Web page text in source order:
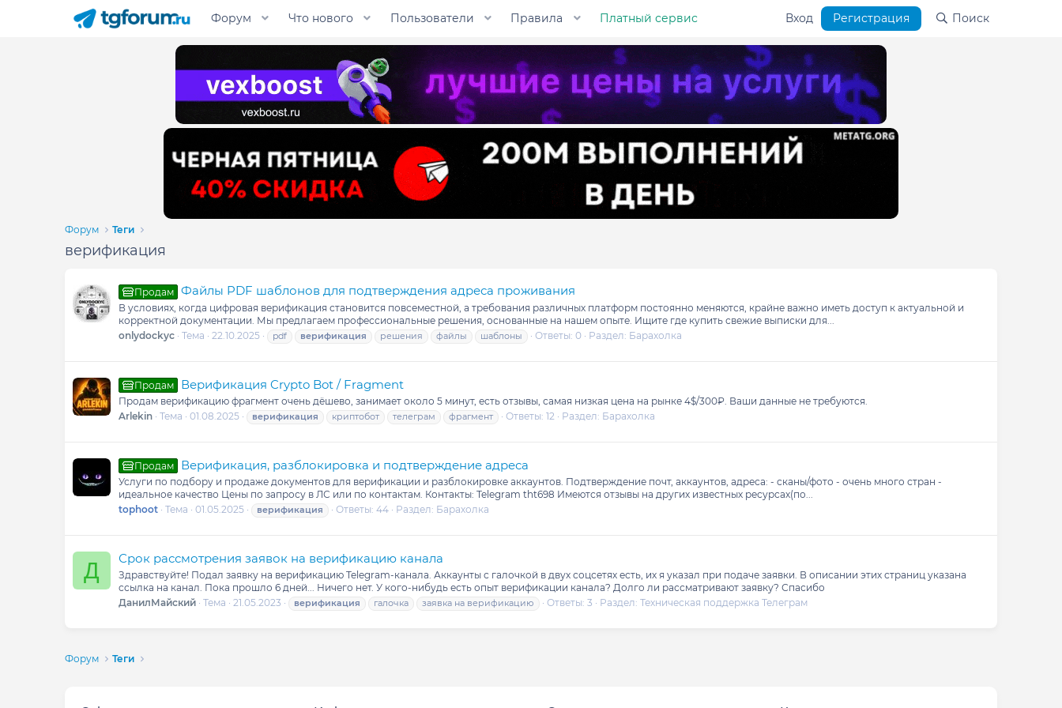
Форум Что нового Пользователи Правила Платный сервис Вход Регистрация Поиск
Форум Теги
верификация
Продам Файлы PDF шаблонов для подтверждения адреса проживания
В условиях, когда цифровая верификация становится повсеместной, а требования различных платформ постоянно меняются, крайне важно иметь доступ к актуальной и
корректной документации. Мы предлагаем профессиональные решения, основанные на нашем опыте. Ищите где купить свежие выписки для...
onlydockyc Тема 22.10.2025 pdf верификация решения файлы шаблоны Ответы: 0 Раздел: Барахолка
Продам Верификация Crypto Bot / Fragment
Продам верификацию фрагмент очень дёшево, занимает около 5 минут, есть отзывы, самая низкая цена на рынке 4$/300₽. Ваши данные не требуются.
Arlekin Тема 01.08.2025 верификация криптобот телеграм фрагмент Ответы: 12 Раздел: Барахолка
Продам Верификация, разблокировка и подтверждение адреса
Услуги по подбору и продаже документов для верификации и разблокировке аккаунтов. Подтверждение почт, аккаунтов, адреса: - сканы/фото - очень много стран -
идеальное качество Цены по запросу в ЛС или по контактам. Контакты: Telegram tht698 Имеются отзывы на других известных ресурсах(по...
tophoot Тема 01.05.2025 верификация Ответы: 44 Раздел: Барахолка
Д Срок рассмотрения заявок на верификацию канала
Здравствуйте! Подал заявку на верификацию Telegram-канала. Аккаунты с галочкой в двух соцсетях есть, их я указал при подаче заявки. В описании этих страниц указана
ссылка на канал. Пока прошло 6 дней... Ничего нет. У кого-нибудь есть опыт верификации канала? Долго ли рассматривают заявку? Спасибо
ДанилМайский Тема 21.05.2023 верификация галочка заявка на верификацию Ответы: 3 Раздел: Техническая поддержка Телеграм
Форум Теги